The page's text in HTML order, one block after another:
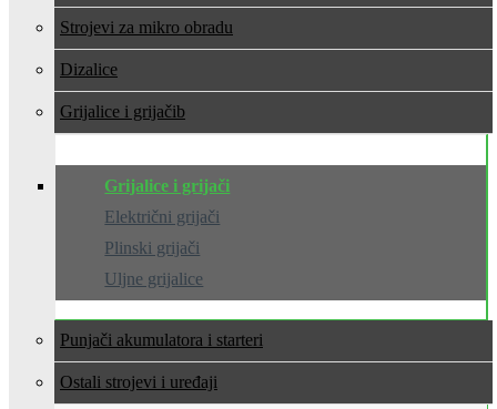
Strojevi za mikro obradu
Dizalice
Grijalice i grijači
Grijalice i grijači
Električni grijači
Plinski grijači
Uljne grijalice
Punjači akumulatora i starteri
Ostali strojevi i uređaji